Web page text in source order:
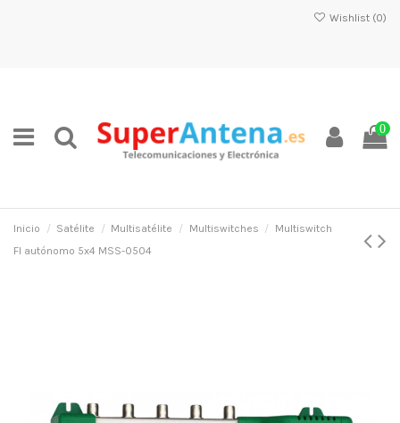
Wishlist (0)
0
Inicio Satélite Multisatélite Multiswitches
Multiswitch
FI autónomo 5x4 MSS-0504